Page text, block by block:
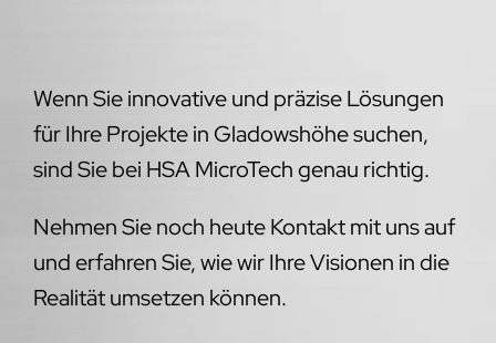
Wenn Sie innovative und präzise Lösungen
für Ihre Projekte in Gladowshöhe suchen,
sind Sie bei HSA MicroTech genau richtig.
Nehmen Sie noch heute Kontakt mit uns auf
und erfahren Sie, wie wir Ihre Visionen in die
Realität umsetzen können.